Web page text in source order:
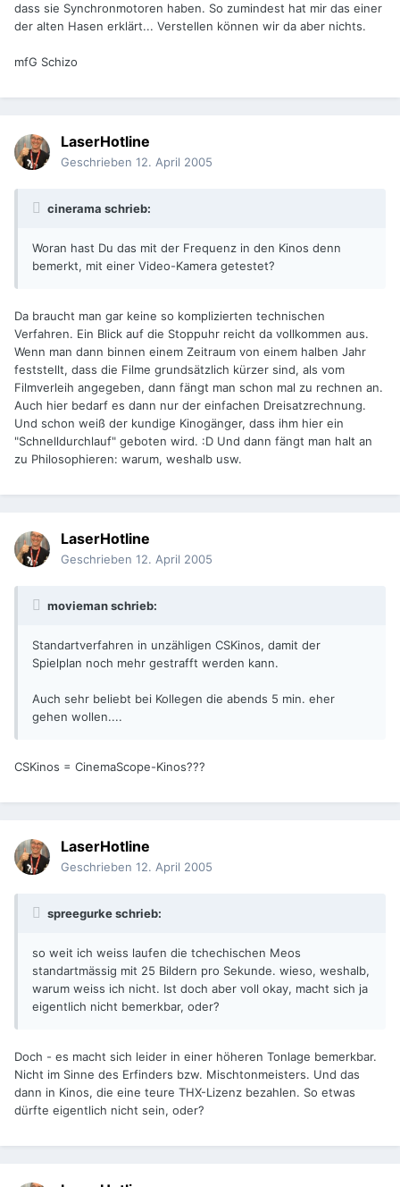
dass sie Synchronmotoren haben. So zumindest hat mir das einer
der alten Hasen erklärt... Verstellen können wir da aber nichts.
mfG Schizo
LaserHotline
Geschrieben 12. April 2005
cinerama schrieb:
Woran hast Du das mit der Frequenz in den Kinos denn
bemerkt, mit einer Video-Kamera getestet?
Da braucht man gar keine so komplizierten technischen
Verfahren. Ein Blick auf die Stoppuhr reicht da vollkommen aus.
Wenn man dann binnen einem Zeitraum von einem halben Jahr
feststellt, dass die Filme grundsätzlich kürzer sind, als vom
Filmverleih angegeben, dann fängt man schon mal zu rechnen an.
Auch hier bedarf es dann nur der einfachen Dreisatzrechnung.
Und schon weiß der kundige Kinogänger, dass ihm hier ein
"Schnelldurchlauf" geboten wird. :D Und dann fängt man halt an
zu Philosophieren: warum, weshalb usw.
LaserHotline
Geschrieben 12. April 2005
movieman schrieb:
Standartverfahren in unzähligen CSKinos, damit der
Spielplan noch mehr gestrafft werden kann.
Auch sehr beliebt bei Kollegen die abends 5 min. eher
gehen wollen....
CSKinos = CinemaScope-Kinos???
LaserHotline
Geschrieben 12. April 2005
spreegurke schrieb:
so weit ich weiss laufen die tchechischen Meos
standartmässig mit 25 Bildern pro Sekunde. wieso, weshalb,
warum weiss ich nicht. Ist doch aber voll okay, macht sich ja
eigentlich nicht bemerkbar, oder?
Doch - es macht sich leider in einer höheren Tonlage bemerkbar.
Nicht im Sinne des Erfinders bzw. Mischtonmeisters. Und das
dann in Kinos, die eine teure THX-Lizenz bezahlen. So etwas
dürfte eigentlich nicht sein, oder?